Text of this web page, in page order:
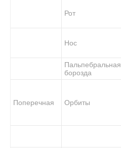
Рот
Нос
Пальпебральная
борозда
Поперечная Орбиты